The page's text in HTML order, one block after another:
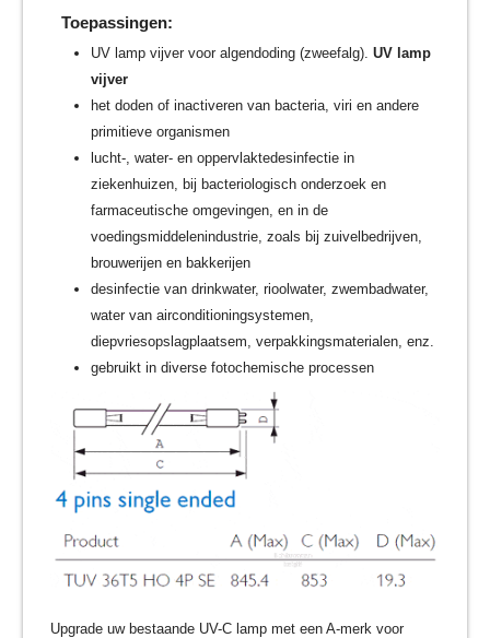
Toepassingen:
UV lamp vijver voor algendoding (zweefalg).UV lamp
vijver
het doden of inactiveren van bacteria, viri en andere
primitieve organismen
lucht-, water- en oppervlaktedesinfectie in
ziekenhuizen, bij bacteriologisch onderzoek en
farmaceutische omgevingen, en in de
voedingsmiddelenindustrie, zoals bij zuivelbedrijven,
brouwerijen en bakkerijen
desinfectie van drinkwater, rioolwater, zwembadwater,
water van airconditioningsystemen,
diepvriesopslagplaatsem, verpakkingsmaterialen, enz.
gebruikt in diverse fotochemische processen
Upgrade uw bestaande UV-C lamp met een A-merk voor